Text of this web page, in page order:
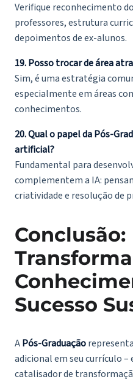
Verifique reconhecimento
professores, estrutura
depoimentos de ex-alunos.
19. Posso trocar de área
Sim, é uma estratégia
especialmente em áreas
conhecimentos.
20. Qual o papel da Pós-
artificial?
Fundamental para
complementem a IA:
criatividade e resolução de
Conclusão:
Sucesso
APós-Graduação
adicional em seu currículo
catalisador de